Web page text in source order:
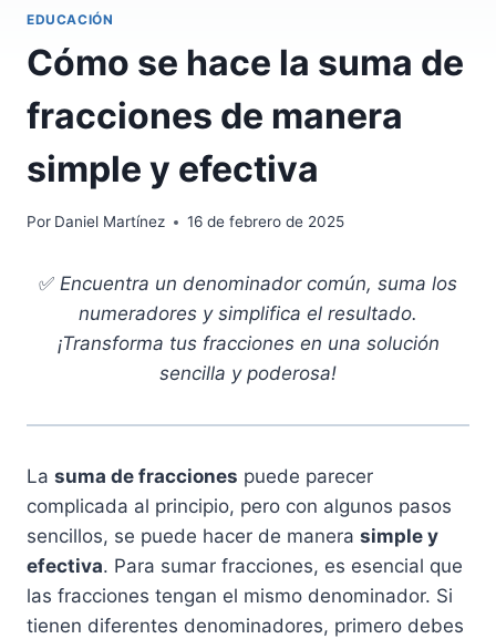
EDUCACIÓN
Cómo se hace la suma de
fracciones de manera
simple y efectiva
Por Daniel Martínez 16 de febrero de 2025
✅ Encuentra un denominador común, suma los
numeradores y simplifica el resultado.
¡Transforma tus fracciones en una solución
sencilla y poderosa!
La suma de fracciones puede parecer
complicada al principio, pero con algunos pasos
sencillos, se puede hacer de manera simple y
efectiva. Para sumar fracciones, es esencial que
las fracciones tengan el mismo denominador. Si
tienen diferentes denominadores, primero debes